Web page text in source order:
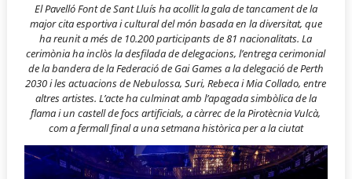
El Pavelló Font de Sant Lluís ha acollit la gala de tancament de la
major cita esportiva i cultural del món basada en la diversitat, que
ha reunit a més de 10.200 participants de 81 nacionalitats. La
cerimònia ha inclòs la desfilada de delegacions, l’entrega cerimonial
de la bandera de la Federació de Gai Games a la delegació de Perth
2030 i les actuacions de Nebulossa, Suri, Rebeca i Mia Collado, entre
altres artistes. L’acte ha culminat amb l’apagada simbòlica de la
flama i un castell de focs artificials, a càrrec de la Pirotècnia Vulcà,
com a fermall final a una setmana històrica per a la ciutat